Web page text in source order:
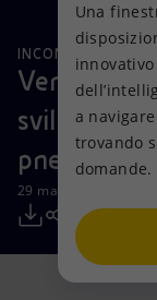
scopri
artificiale.
Visione
Mission e valori
Persone e
Net Zero
Modello
Azioni
Tecnologie per
Collaborazioni
Attività nel
Prodotti
Casa
Imprese
Mobilità
INCONTRI E
Versalis e
sviluppo di
pneumatici
29 marzo 2021 - 13:20
Una
a
trovando
domande.